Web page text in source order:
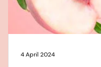
4 April 2024